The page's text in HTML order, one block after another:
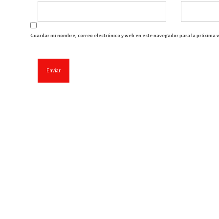
Guardar mi nombre, correo electrónico y web en este navegador para la próxima